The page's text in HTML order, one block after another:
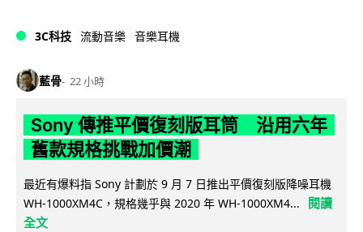
3C科技 流動音樂 音樂耳機
藍骨 22 小時
Sony 傳推平價復刻版耳筒 沿用六年
舊款規格挑戰加價潮
最近有爆料指 Sony 計劃於 9 月 7 日推出平價復刻版降噪耳機
WH-1000XM4C，規格幾乎與 2020 年 WH-1000XM4...
閱讀
全文